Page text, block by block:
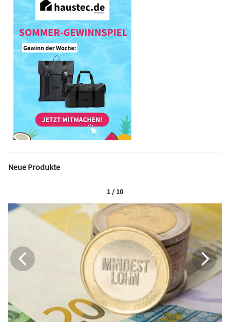
Neue Produkte
1 / 10